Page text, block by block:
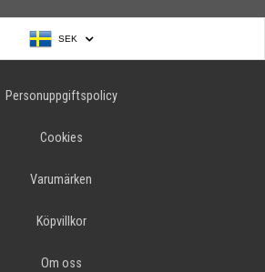
SEK
Personuppgiftspolicy
Cookies
Varumärken
Köpvillkor
Om oss